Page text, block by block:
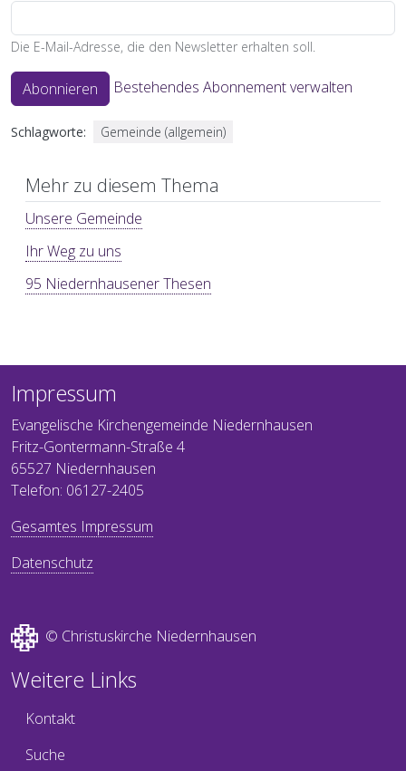
Die E-Mail-Adresse, die den Newsletter erhalten soll.
Abonnieren Bestehendes Abonnement verwalten
Schlagworte Gemeinde (allgemein)
Mehr zu diesem Thema
Unsere Gemeinde
Ihr Weg zu uns
95 Niedernhausener Thesen
Impressum
Evangelische Kirchengemeinde Niedernhausen
Fritz-Gontermann-Straße 4
65527 Niedernhausen
Telefon: 06127-2405
Gesamtes Impressum
Datenschutz
© Christuskirche Niedernhausen
Weitere Links
Kontakt
Suche